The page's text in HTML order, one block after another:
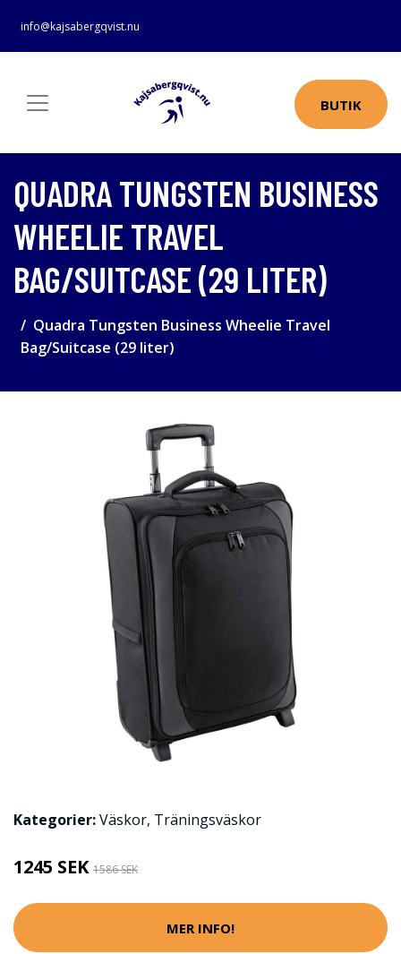
info@kajsabergqvist.nu
BUTIK
QUADRA TUNGSTEN BUSINESS
WHEELIE TRAVEL
BAG/SUITCASE (29 LITER)
Quadra Tungsten Business Wheelie Travel
Bag/Suitcase (29 liter)
Kategorier:Väskor, Träningsväskor
1245 SEK 1586 SEK
MER INFO!